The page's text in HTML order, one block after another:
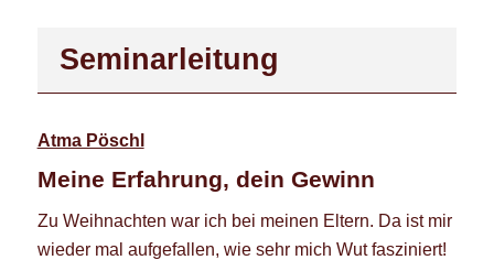
Seminarleitung
Atma Pöschl
Meine Erfahrung, dein Gewinn
Zu Weihnachten war ich bei meinen Eltern. Da ist mir
wieder mal aufgefallen, wie sehr mich Wut fasziniert!